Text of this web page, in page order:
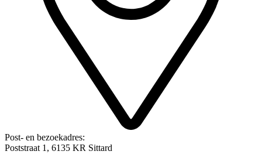
Post- en bezoekadres:
Poststraat 1, 6135 KR Sittard